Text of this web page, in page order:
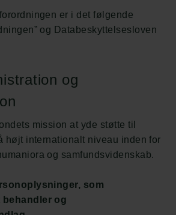
er i det følgende
og Databeskyttelsesloven
og
mission at yde støtte til
højt internationalt niveau inden for
og samfundsvidenskab.
som
og